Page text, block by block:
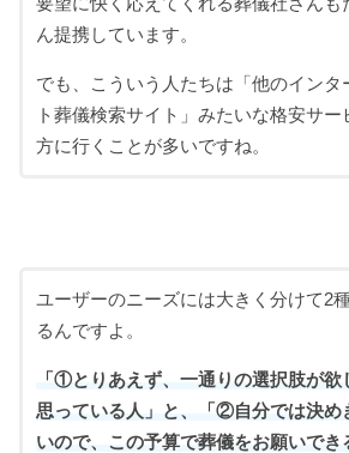
要望に快く応えてくれる葬儀社さんも
ん提携しています。
でも、こういう人たちは「他のインタ
ト葬儀検索サイト」みたいな格安サー
方に行くことが多いですね。
ユーザーのニーズには大きく分けて2
るんですよ。
「①とりあえず、一通りの選択肢が欲
思っている人」と、「②自分では決め
いので、この予算で葬儀をお願いでき